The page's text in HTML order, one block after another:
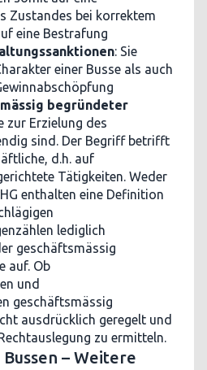
Zustandes bei korrektem
eine Bestrafung
: Sie
einer Busse als auch
begründeter
zur Erzielung des
sind. Der Begriff betrifft
d.h. auf
Tätigkeiten. Weder
enthalten eine Definition
lediglich
geschäftsmässig
auf. Ob
und
geschäftsmässig
ausdrücklich geregelt und
zu ermitteln.
– Weitere